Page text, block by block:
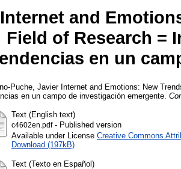
Internet and
Field of Research =
en un
Puche, JavierInternet and Emotions: New
en un campo de investigación emergente.
Text (English text)
c4602en.pdf- Published version
Available under License Creative Commons
Download (197kB)
Text (Texto en Español)